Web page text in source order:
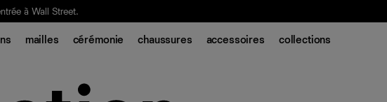
à Wall Street.
mailles cérémonie chaussures accessoires collections